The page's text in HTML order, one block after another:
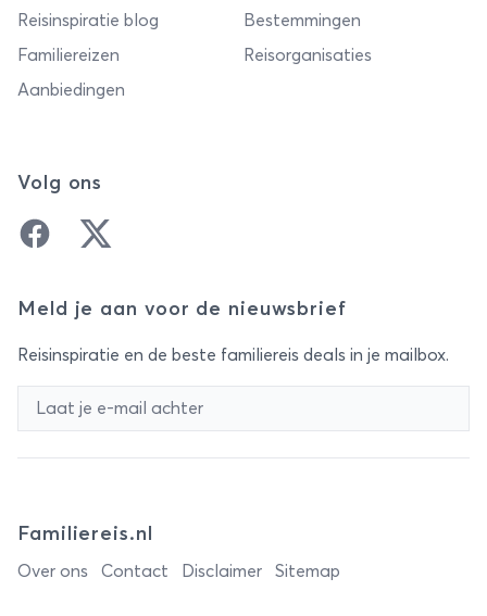
Reisinspiratie blog
Bestemmingen
Familiereizen
Reisorganisaties
Aanbiedingen
Volg ons
FacebookTwitter
Meld je aan voor de nieuwsbrief
Reisinspiratie en de beste familiereis deals in je mailbox.
Familiereis.nl
Over ons Contact Disclaimer Sitemap